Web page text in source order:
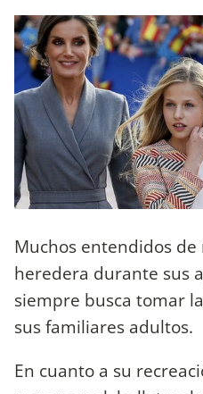
Muchos entendidos
heredera durante sus
siempre busca tomar
sus familiares adultos.
En cuanto a su